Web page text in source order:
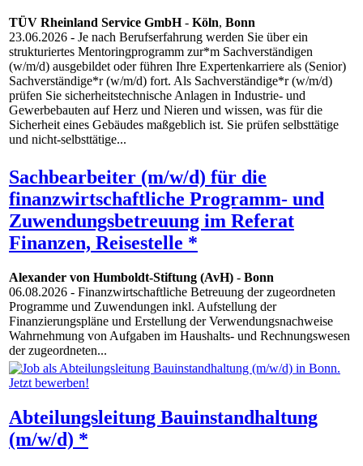
TÜV Rheinland Service GmbH- Köln, Bonn
23.06.2026 - Je nach Berufserfahrung werden Sie über ein
strukturiertes Mentoringprogramm zur*m Sachverständigen
(w/m/d) ausgebildet oder führen Ihre Expertenkarriere als (Senior)
Sachverständige*r (w/m/d) fort. Als Sachverständige*r (w/m/d)
prüfen Sie sicherheitstechnische Anlagen in Industrie- und
Gewerbebauten auf Herz und Nieren und wissen, was für die
Sicherheit eines Gebäudes maßgeblich ist. Sie prüfen selbsttätige
und nicht-selbsttätige...
Sachbearbeiter (m/w/d) für die
finanzwirtschaftliche Programm- und
Zuwendungsbetreuung im Referat
Finanzen, Reisestelle *
Alexander von Humboldt-Stiftung (AvH) - Bonn
06.08.2026 - Finanzwirtschaftliche Betreuung der zugeordneten
Programme und Zuwendungen inkl. Aufstellung der
Finanzierungspläne und Erstellung der Verwendungsnachweise
Wahrnehmung von Aufgaben im Haushalts- und Rechnungswesen
der zugeordneten...
Abteilungsleitung Bauinstandhaltung
(m/w/d) *